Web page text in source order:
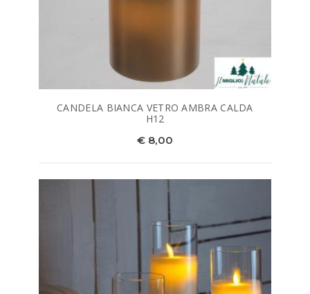
CANDELA BIANCA VETRO AMBRA CALDA
H12
€ 8,00